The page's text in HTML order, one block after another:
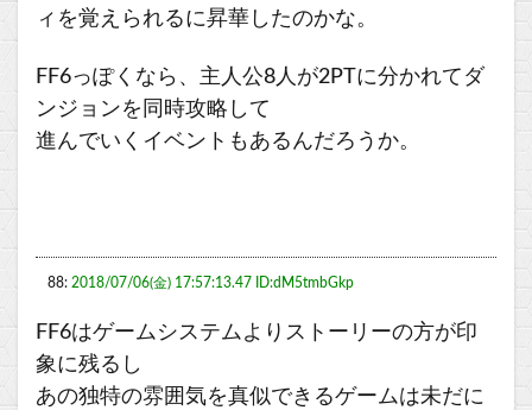
ィを覚えられるに昇華したのかな。
FF6っぽくなら、主人公8人が2PTに分かれてダ
ンジョンを同時攻略して
進んでいくイベントもあるんだろうか。
88: 2018/07/06(金) 17:57:13.47 ID:dM5tmbGkp
FF6はゲームシステムよりストーリーの方が印
象に残るし
あの独特の雰囲気を真似できるゲームは未だに